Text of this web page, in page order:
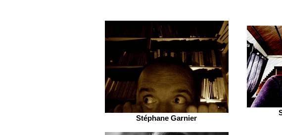
Stéphane Garnier